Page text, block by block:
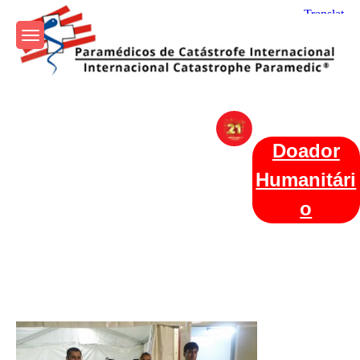
content
Internacional
Doador
Humanitári
o